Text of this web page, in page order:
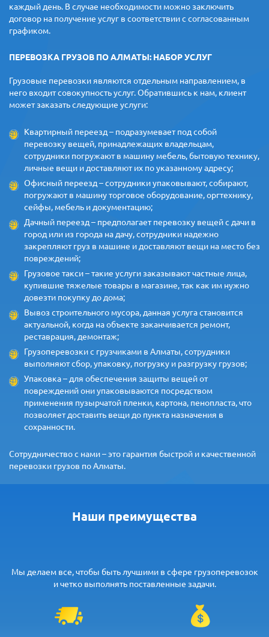
каждый день. В случае необходимости можно заключить
договор на получение услуг в соответствии с согласованным
графиком.
ПЕРЕВОЗКА ГРУЗОВ ПО АЛМАТЫ: НАБОР УСЛУГ
Грузовые перевозки являются отдельным направлением, в
него входит совокупность услуг. Обратившись к нам, клиент
может заказать следующие услуги:
Квартирный переезд – подразумевает под собой
перевозку вещей, принадлежащих владельцам,
сотрудники погружают в машину мебель, бытовую технику,
личные вещи и доставляют их по указанному адресу;
Офисный переезд – сотрудники упаковывают, собирают,
погружают в машину торговое оборудование, оргтехнику,
сейфы, мебель и документацию;
Дачный переезд – предполагает перевозку вещей с дачи в
город или из города на дачу, сотрудники надежно
закрепляют груз в машине и доставляют вещи на место без
повреждений;
Грузовое такси – такие услуги заказывают частные лица,
купившие тяжелые товары в магазине, так как им нужно
довезти покупку до дома;
Вывоз строительного мусора, данная услуга становится
актуальной, когда на объекте заканчивается ремонт,
реставрация, демонтаж;
Грузоперевозки с грузчиками в Алматы, сотрудники
выполняют сбор, упаковку, погрузку и разгрузку грузов;
Упаковка – для обеспечения защиты вещей от
повреждений они упаковываются посредством
применения пузырчатой пленки, картона, пенопласта, что
позволяет доставить вещи до пункта назначения в
сохранности.
Сотрудничество с нами – это гарантия быстрой и качественной
перевозки грузов по Алматы.
Наши преимущества
Мы делаем все, чтобы быть лучшими в сфере грузоперевозок
и четко выполнять поставленные задачи.